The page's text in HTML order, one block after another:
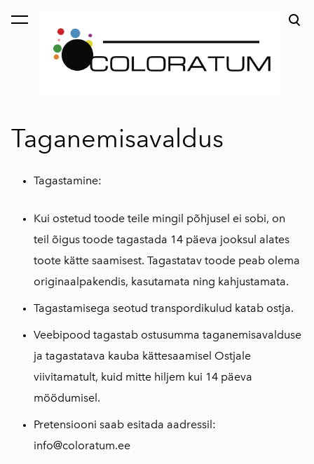
lisati ostukorvi.
Taganemisavaldus
Tagastamine:
Kui ostetud toode teile mingil põhjusel ei sobi, on
teil õigus toode tagastada 14 päeva jooksul alates
toote kätte saamisest. Tagastatav toode peab olema
originaalpakendis, kasutamata ning kahjustamata.
Tagastamisega seotud transpordikulud katab ostja.
Veebipood tagastab ostusumma taganemisavalduse
ja tagastatava kauba kättesaamisel Ostjale
viivitamatult, kuid mitte hiljem kui 14 päeva
möödumisel.
Pretensiooni saab esitada aadressil:
info@coloratum.ee